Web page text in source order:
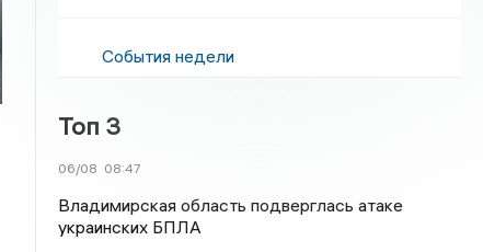
События недели
Топ 3
06/08 08:47
Владимирская область подверглась атаке
украинских БПЛА